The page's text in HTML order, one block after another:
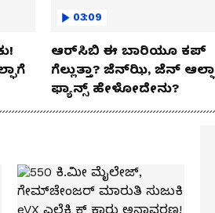
03:09
ಆರ್‌ಸಿಬಿ ಈ ಬಾರಿಯೂ ಕಪ್‌
ಗೆಲ್ಲುತ್ತಾ? ಜೆನ್‌ಝಿ, ಜೆನ್‌ ಆಲ್ಫಾ
ಫ್ಯಾನ್ಸ್ ಹೇಳೋದೇನು?